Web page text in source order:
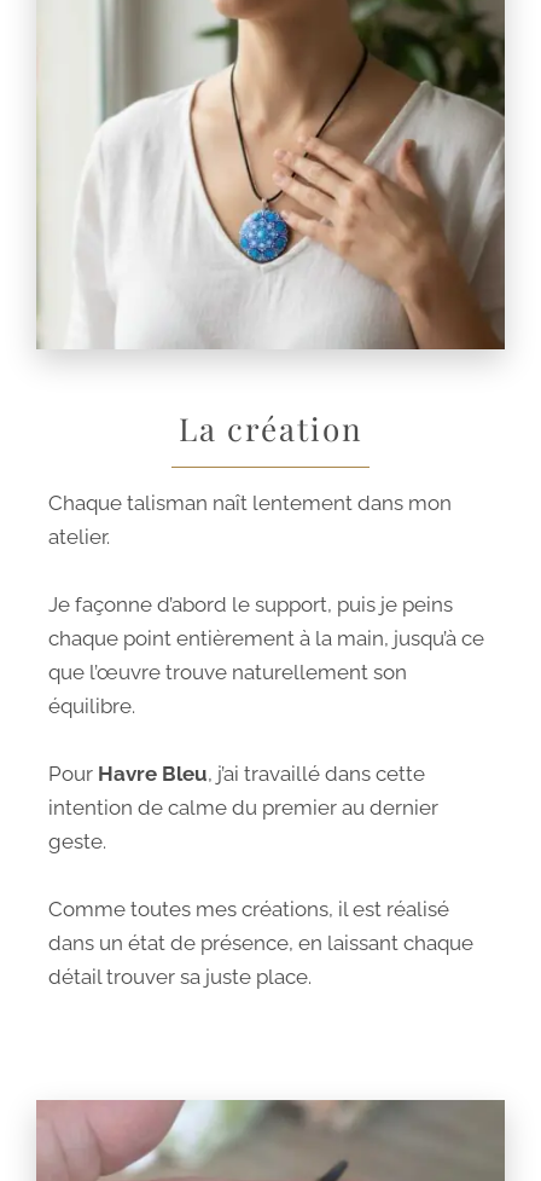
La création
Chaque talisman naît lentement dans mon
atelier.
Je façonne d’abord le support, puis je peins
chaque point entièrement à la main, jusqu’à ce
que l’œuvre trouve naturellement son
équilibre.
Pour Havre Bleu, j’ai travaillé dans cette
intention de calme du premier au dernier
geste.
Comme toutes mes créations, il est réalisé
dans un état de présence, en laissant chaque
détail trouver sa juste place.